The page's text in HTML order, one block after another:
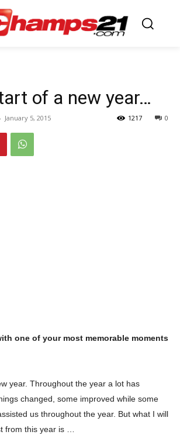
of a new year…
January 5, 2015 0
1217
one of your most memorable moments
year. Throughout the year a lot has
changed, some improved while some
us throughout the year. But what I will
from this year is …